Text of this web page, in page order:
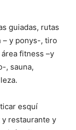
guiadas, rutas
– y ponys-, tiro
fitness –y
, sauna,
esquí
restaurante y